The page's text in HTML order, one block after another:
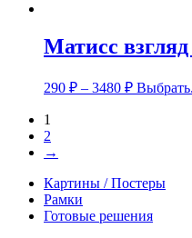
Матисс
290 ₽ – 3480 ₽
1
2
→
Картины / Постеры
Рамки
Готовые решения